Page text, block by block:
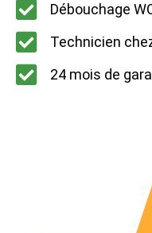
Débouchage
Technicien
24 mois de